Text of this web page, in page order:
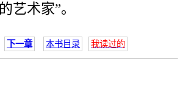
艺术家”。
下一章 本书目录 我读过的